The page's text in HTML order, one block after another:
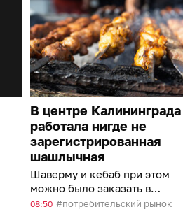
В центре Калининграда
работала нигде не
зарегистрированная
шашлычная
Шаверму и кебаб при этом
можно было заказать в
интернете с доставкой
08:50 потребительский рынок